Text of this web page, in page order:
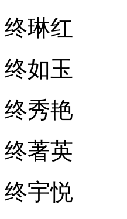
终琳红
终如玉
终秀艳
终著英
终宇悦